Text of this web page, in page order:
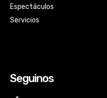
Espectáculos
Servicios
Seguinos